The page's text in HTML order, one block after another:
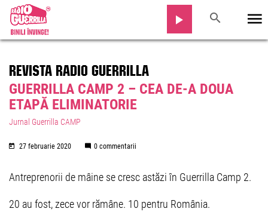
REVISTA RADIO GUERRILLA
GUERRILLA CAMP 2 – CEA DE-A DOUA
ETAPĂ ELIMINATORIE
Jurnal Guerrilla CAMP
27 februarie 2020 0 commentarii
Antreprenorii de mâine se cresc astăzi în Guerrilla Camp 2.
20 au fost, zece vor rămâne. 10 pentru România.